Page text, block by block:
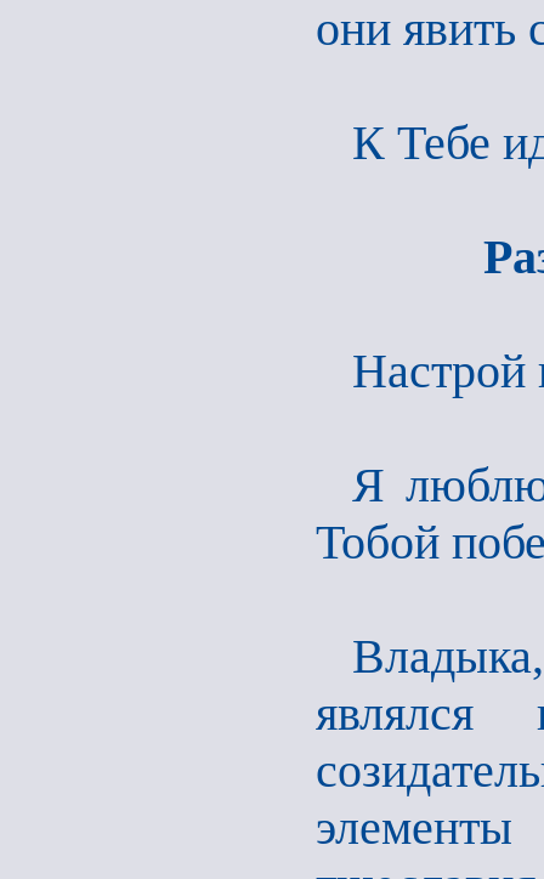
они явить
К Тебе
Настрой
Я люблю
Тобой
являлся